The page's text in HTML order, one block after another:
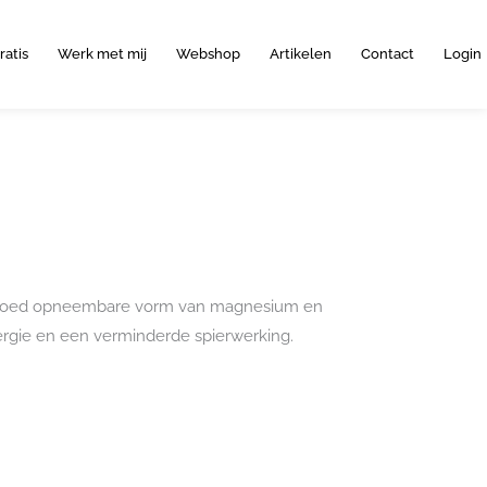
Werk met mij Webshop Artikelen Contact Login
opneembare vorm van magnesium en
en een verminderde spierwerking.